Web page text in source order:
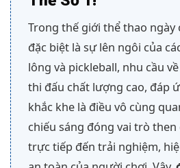
Trong thế giới thể thao ngày
đặc biệt là sự lên ngôi của
lông và pickleball, nhu cầu
thi đấu chất lượng cao, đáp
khắc khe là điều vô cùng
chiếu sáng đóng vai trò
trực tiếp đến trải nghiệm,